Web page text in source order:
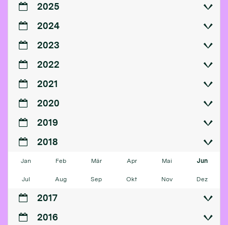
2025
2024
2023
2022
2021
2020
2019
2018
Jan Feb Mär Apr Mai Jun
Jul Aug Sep Okt Nov Dez
2017
2016